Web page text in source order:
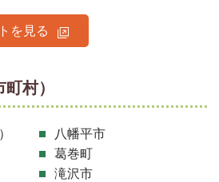
を見る
村）
八幡平市
葛巻町
滝沢市